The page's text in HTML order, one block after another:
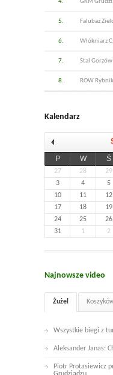
4. GKM
5. Falubaz
6. Włókniarz
7. Stal
8. ROW Rybnik
Kalendarz
P W Ś
27 28 29
3
4 5
10
11 12
17
18 19
24
25 26
31
1 2
Najnowsze video
Żużel
Wszystkie biegi z
Aleksander Janas:
Piotr Protasiewicz